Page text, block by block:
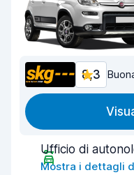
8,3
Ufficio di
Mostra i dettagli